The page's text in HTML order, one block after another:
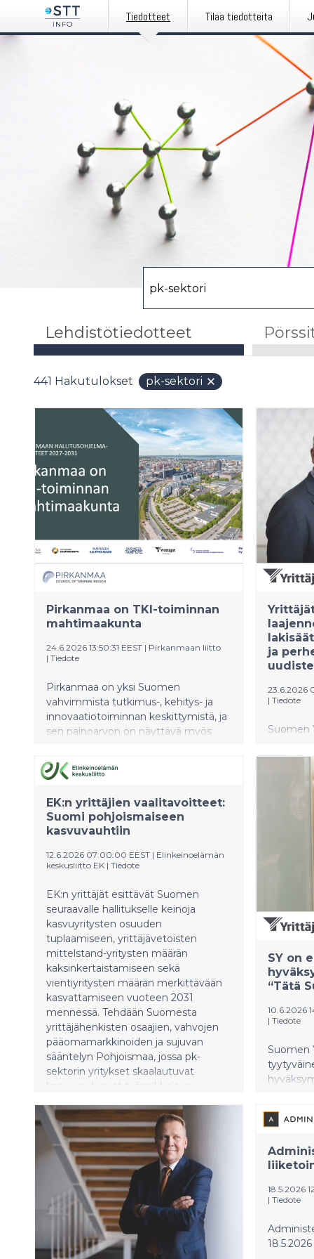
Tiedotteet Tilaa tiedotteita
Lehdistötiedotteet
441 Hakutulokset pk-sektori
Pirkanmaa on TKI-toiminnan
mahtimaakunta
24.6.2026 13:50:31 EEST | Pirkanmaan liitto
| Tiedote
Pirkanmaa on yksi Suomen
vahvimmista tutkimus-, kehitys- ja
innovaatiotoiminnan keskittymistä, ja
sen painoarvon on näyttävä myös
seudulla toimii 15 kansainvälisen
yrityksen TKI-yksikköä, jotka tuovat
korkeatasoisia työpaikkoja.
Pirkanmaan viesti seuraavalle
hallituskaudelle on selvä: TKI-
rahoitusta, investointikannusteita ja
kansallisia kasvuvälineitä on
niille alueille, joilla syntyy vaikuttavinta
tutkimusta, uusia yrityksiä ja
vientikelpoisia innovaatioita.
ja
23.6.2026
| Tiedote
Suomen
huomioi
yritykset
myös
Suomen
EK:n yrittäjien vaalitavoitteet:
Suomi pohjoismaiseen
kasvuvauhtiin
12.6.2026 07:00:00 EEST | Elinkeinoelämän
keskusliitto EK | Tiedote
EK:n yrittäjät esittävät Suomen
seuraavalle hallitukselle keinoja
kasvuyritysten osuuden
tuplaamiseen, yrittäjävetoisten
mittelstand-yritysten määrän
kaksinkertaistamiseen sekä
vientiyritysten määrän merkittävään
kasvattamiseen vuoteen 2031
mennessä. Tehdään Suomesta
yrittäjähenkisten osaajien, vahvojen
pääomamarkkinoiden ja sujuvan
sääntelyn Pohjoismaa, jossa pk-
sektorin yritykset skaalautuvat
kasvuun, luovat työpaikkoja ja
Suomen kasvukäänteelle on akuutti,
korostaa yrittäjyydestä ja
kansainvälistymisestä vastaava johtaja
Petri Vuorio: ”Suomen hiipuessa
keskeisimmät verrokit Ruotsi ja
Tanska ovat ajaneet kasvussa kauas
ohitsemme. Kasvun potentiaali on
kuitenkin huomattava: meillä on jopa
70 000 pk-yritystä enemmän kuin
Tanskassa mutta 40 prosenttia
SY on
“Tätä
10.6.2026
| Tiedote
Suomen
julkisia
Suomen
sanoo.
18.5.2026
| Tiedote